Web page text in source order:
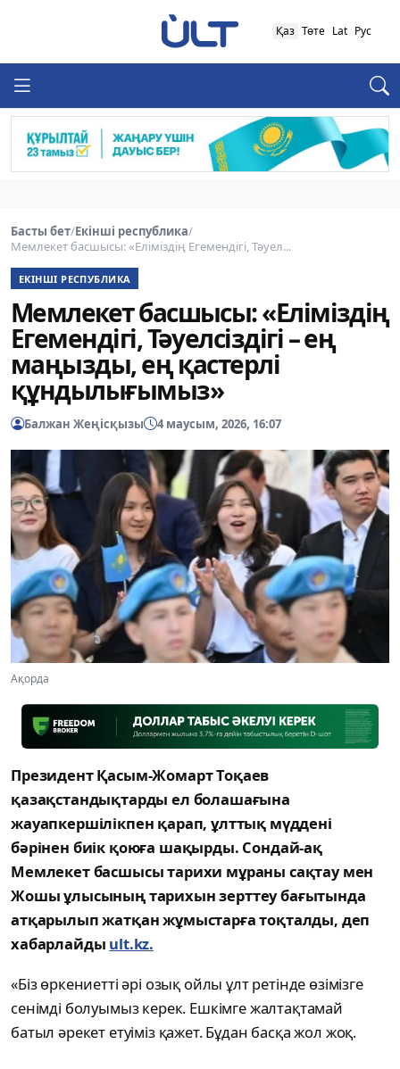
Қаз Төте Lat Рус
Басты бет/Екінші республика/
Мемлекет басшысы: «Еліміздің Егемендігі, Тәуел...
ЕКІНШІ РЕСПУБЛИКА
Мемлекет басшысы: «Еліміздің
Егемендігі, Тәуелсіздігі – ең
маңызды, ең қастерлі
құндылығымыз»
Балжан Жеңісқызы 4 маусым, 2026, 16:07
Ақорда
Президент Қасым-Жомарт Тоқаев
қазақстандықтарды ел болашағына
жауапкершілікпен қарап, ұлттық мүддені
бәрінен биік қоюға шақырды. Сондай-ақ
Мемлекет басшысы тарихи мұраны сақтау мен
Жошы ұлысының тарихын зерттеу бағытында
атқарылып жатқан жұмыстарға тоқталды, деп
хабарлайды ult.kz.
«Біз өркениетті әрі озық ойлы ұлт ретінде өзімізге
сенімді болуымыз керек. Ешкімге жалтақтамай
батыл әрекет етуіміз қажет. Бұдан басқа жол жоқ.